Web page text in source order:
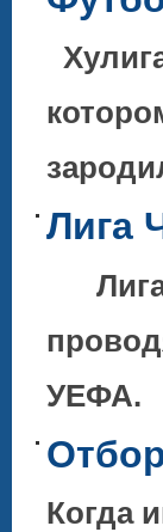
Лига
Лига
Когда